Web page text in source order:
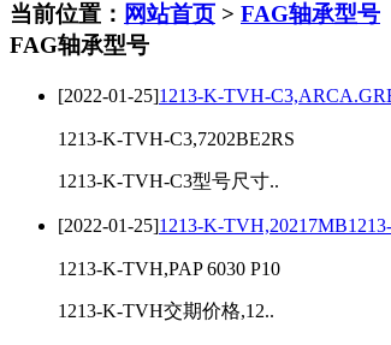
当前位置： 网站首页 > FAG轴承型号
FAG轴承型号
[2022-01-25]1213-K-TVH-
1213-K-TVH-C3,7202BE2RS
1213-K-TVH-C3型号尺寸..
[2022-01-25]1213-K-
1213-K-TVH,PAP 6030 P10
1213-K-TVH交期价格,12..